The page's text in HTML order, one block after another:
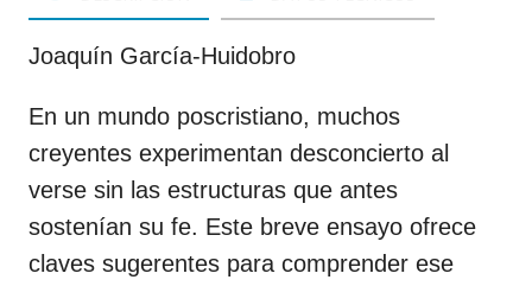
Joaquín García-Huidobro
En un mundo poscristiano, muchos
creyentes experimentan desconcierto al
verse sin las estructuras que antes
sostenían su fe. Este breve ensayo ofrece
claves sugerentes para comprender ese